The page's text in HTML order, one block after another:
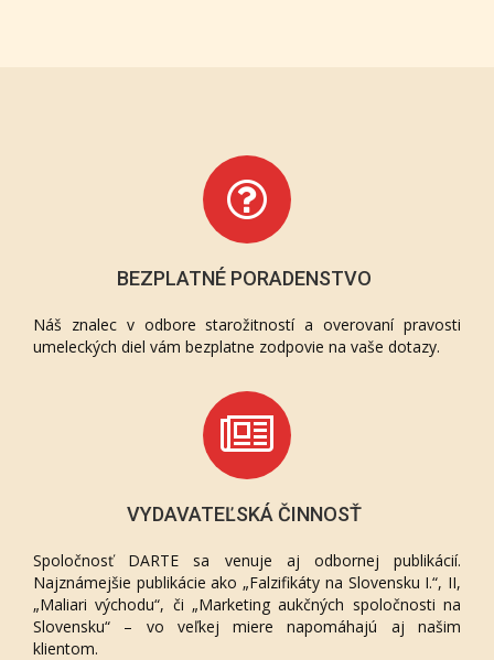
BEZPLATNÉ PORADENSTVO
Náš znalec v odbore starožitností a overovaní pravosti
umeleckých diel vám bezplatne zodpovie na vaše dotazy.
VYDAVATEĽSKÁ ČINNOSŤ
Spoločnosť DARTE sa venuje aj odbornej publikácií.
Najznámejšie publikácie ako „Falzifikáty na Slovensku I.“, II,
„Maliari východu“, či „Marketing aukčných spoločnosti na
Slovensku“ – vo veľkej miere napomáhajú aj našim
klientom.